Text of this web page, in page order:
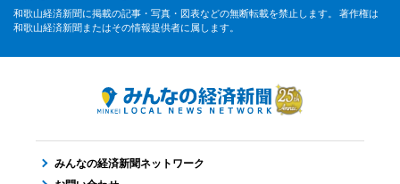
和歌山経済新聞に掲載の記事・写真・図表などの無断転載を禁止します。 著作権は
和歌山経済新聞またはその情報提供者に属します。
みんなの経済新聞ネットワーク